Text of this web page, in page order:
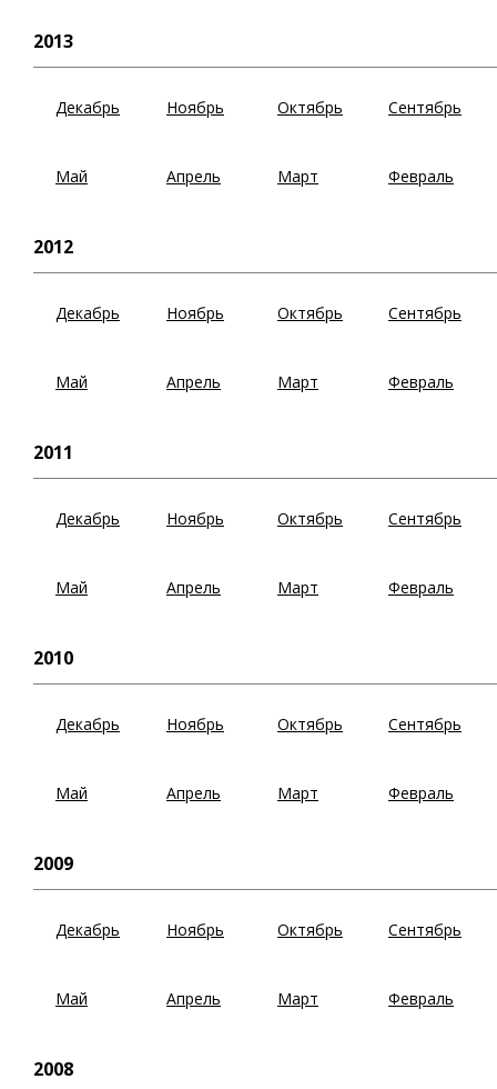
2013
Декабрь Ноябрь Октябрь Сентябрь
Май Апрель Март Февраль
2012
Декабрь Ноябрь Октябрь Сентябрь
Май Апрель Март Февраль
2011
Декабрь Ноябрь Октябрь Сентябрь
Май Апрель Март Февраль
2010
Декабрь Ноябрь Октябрь Сентябрь
Май Апрель Март Февраль
2009
Декабрь Ноябрь Октябрь Сентябрь
Май Апрель Март Февраль
2008